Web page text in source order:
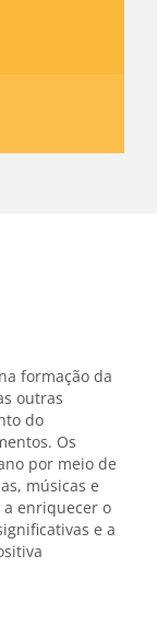
formação da
outras
do
Os
por meio de
músicas e
enriquecer o
e a